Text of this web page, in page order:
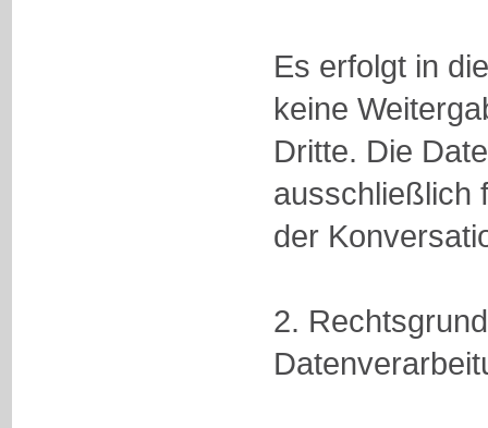
Es erfolgt in
keine
Dritte. Die
ausschließlich
der
2.